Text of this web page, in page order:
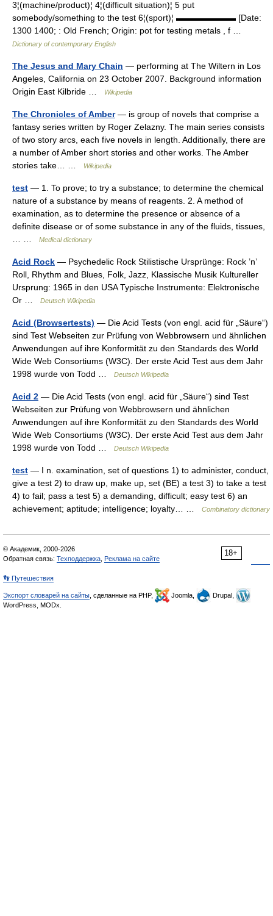
3¦(machine/product)¦ 4¦(difficult situation)¦ 5 put
somebody/something to the test 6¦(sport)¦ ▬▬▬▬▬▬▬ [Date:
1300 1400; : Old French; Origin: pot for testing metals , f …
Dictionary of contemporary English
The Jesus and Mary Chain — performing at The Wiltern in Los
Angeles, California on 23 October 2007. Background information
Origin East Kilbride …
Wikipedia
The Chronicles of Amber— is group of novels that comprise a
fantasy series written by Roger Zelazny. The main series consists
of two story arcs, each five novels in length. Additionally, there are
a number of Amber short stories and other works. The Amber
stories take… …
Wikipedia
test — 1. To prove; to try a substance; to determine the chemical
nature of a substance by means of reagents. 2. A method of
examination, as to determine the presence or absence of a
definite disease or of some substance in any of the fluids, tissues,
Medical dictionary
Acid Rock — Psychedelic Rock Stilistische Ursprünge: Rock ’n’
Roll, Rhythm and Blues, Folk, Jazz, Klassische Musik Kultureller
Ursprung: 1965 in den USA Typische Instrumente: Elektronische
Or …
Deutsch Wikipedia
Acid (Browsertests) — Die Acid Tests (von engl. acid für „Säure“)
sind Test Webseiten zur Prüfung von Webbrowsern und ähnlichen
Anwendungen auf ihre Konformität zu den Standards des World
Wide Web Consortiums (W3C). Der erste Acid Test aus dem Jahr
1998 wurde von Todd …
Deutsch Wikipedia
Acid 2 — Die Acid Tests (von engl. acid für „Säure“) sind Test
Webseiten zur Prüfung von Webbrowsern und ähnlichen
Anwendungen auf ihre Konformität zu den Standards des World
Wide Web Consortiums (W3C). Der erste Acid Test aus dem Jahr
1998 wurde von Todd …
Deutsch Wikipedia
test — I n. examination, set of questions 1) to administer, conduct,
give a test 2) to draw up, make up, set (BE) a test 3) to take a test
4) to fail; pass a test 5) a demanding, difficult; easy test 6) an
achievement; aptitude; intelligence; loyalty… …
Combinatory dictionary
18+
© Академик, 2000-2026
Обратная связь: Техподдержка Реклама на сайте
👣 Путешествия
Экспорт словарей на сайты , сделанные на PHP, Joomla,
Drupal,
WordPress, MODx.